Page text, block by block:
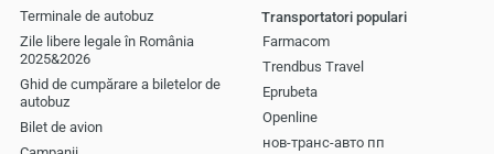
Terminale de autobuz
Zile libere legale în România
2025&2026
Ghid de cumpărare a biletelor de
autobuz
Bilet de avion
Transportatori populari
Farmacom
Trendbus Travel
Eprubeta
Openline
нов-транс-авто пп